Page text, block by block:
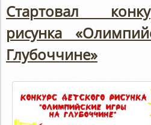
Стартовал
рисунка
Глубоччине»